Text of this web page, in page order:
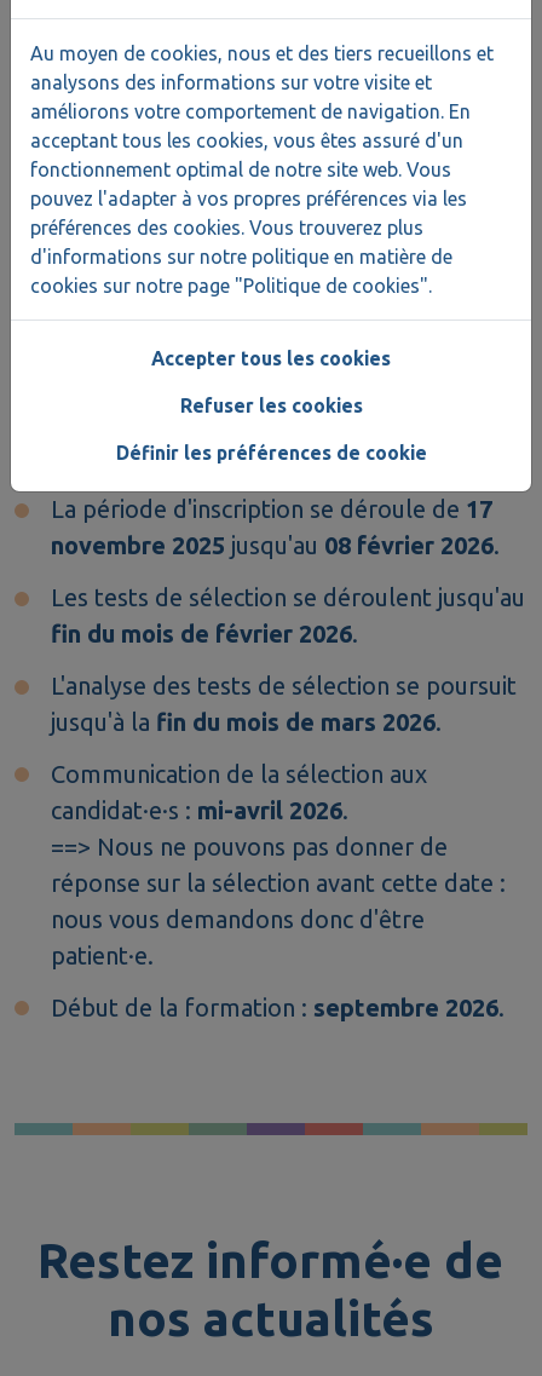
Le budget disponible.
Les candidat·e·s seront informé·e·s par mail
des résultats de cette procédure de sélection.
Les dates-clés
Vous trouverez ci-dessous le parcours de
sélection pour #choisislessoins pour cette
La période d'inscription se déroule de 17
novembre 2025 jusqu'au 08 février 2026.
Les tests de sélection se déroulent jusqu'au
fin du mois de février 2026.
L'analyse des tests de sélection se poursuit
jusqu'à la fin du mois de mars 2026.
Communication de la sélection aux
candidat·e·s : mi-avril 2026.
==> Nous ne pouvons pas donner de
réponse sur la sélection avant cette date :
nous vous demandons donc d'être
patient·e.
Début de la formation : septembre 2026.
Restez informé·e de
nos actualités
Au moyen de cookies, nous et des tiers recueillons et
analysons des informations sur votre visite et
améliorons votre comportement de navigation. En
acceptant tous les cookies, vous êtes assuré d'un
fonctionnement optimal de notre site web. Vous
pouvez l'adapter à vos propres préférences via les
préférences des cookies. Vous trouverez plus
d'informations sur notre politique en matière de
cookies sur notre page "Politique de cookies".
Accepter tous les cookies
Refuser les cookies
Définir les préférences de cookie